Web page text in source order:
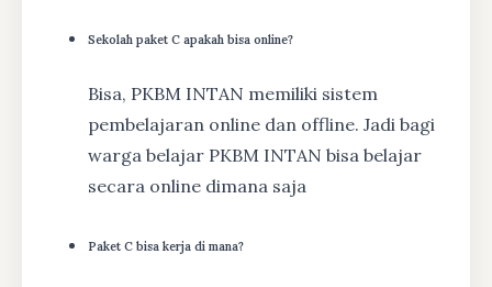
Sekolah paket C apakah bisa online?
Bisa, PKBM INTAN memiliki sistem
pembelajaran online dan offline. Jadi bagi
warga belajar PKBM INTAN bisa belajar
secara online dimana saja
Paket C bisa kerja di mana?